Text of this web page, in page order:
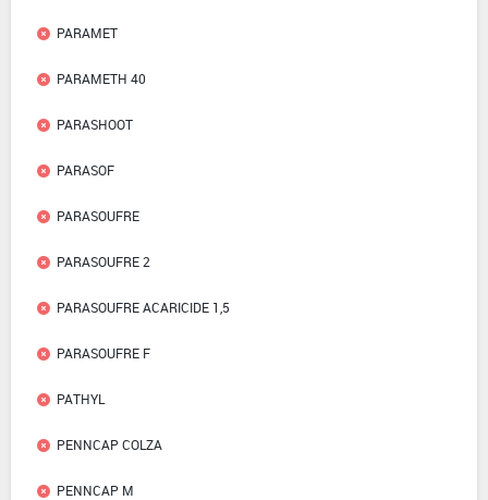
PARAMET
PARAMETH 40
PARASHOOT
PARASOF
PARASOUFRE
PARASOUFRE 2
PARASOUFRE ACARICIDE 1,5
PARASOUFRE F
PATHYL
PENNCAP COLZA
PENNCAP M